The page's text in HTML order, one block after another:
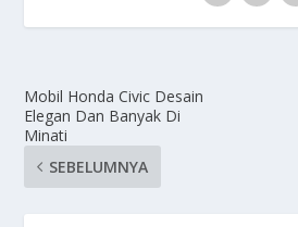
Mobil Honda Civic Desain
Elegan Dan Banyak Di
Minati
SEBELUMNYA